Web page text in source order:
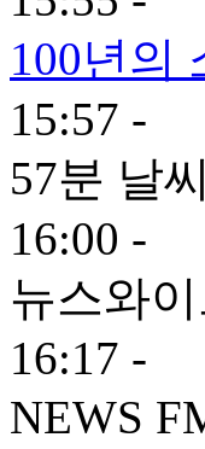
100년의
15:57 -
57분 날
16:00 -
뉴스와이
16:17 -
NEWS